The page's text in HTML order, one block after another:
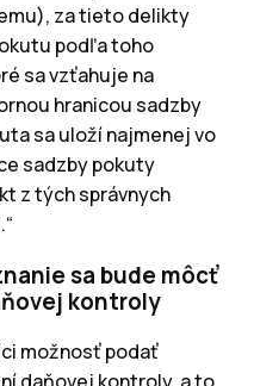
za tieto delikty
podľa toho
sa vzťahuje na
hranicou sadzby
sa uloží najmenej vo
sadzby pokuty
z tých správnych
sa bude môcť
kontroly
možnosť podať